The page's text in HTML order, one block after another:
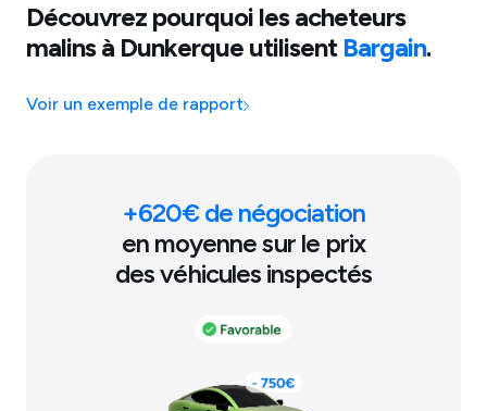
Découvrez pourquoi les acheteurs
malins à Dunkerqueutilisent Bargain.
Voir un exemple de rapport
+620€ de négociation
en moyenne sur le prix
des véhicules inspectés